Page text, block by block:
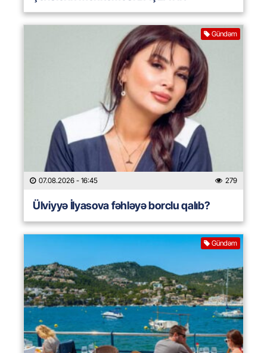
Gündəm
07.08.2026 - 16:45 279
Ülviyyə İlyasova fəhləyə borclu qalıb?
Gündəm